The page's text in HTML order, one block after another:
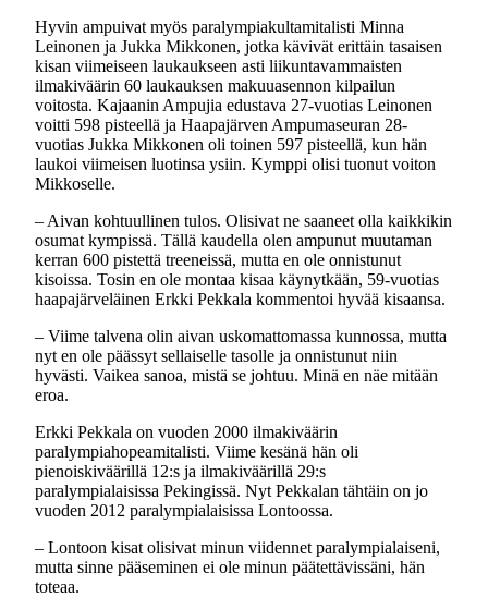
Hyvin ampuivat myös paralympiakultamitalisti Minna
Leinonen ja Jukka Mikkonen, jotka kävivät erittäin tasaisen
kisan viimeiseen laukaukseen asti liikuntavammaisten
ilmakiväärin 60 laukauksen makuuasennon kilpailun
voitosta. Kajaanin Ampujia edustava 27-vuotias Leinonen
voitti 598 pisteellä ja Haapajärven Ampumaseuran 28-
vuotias Jukka Mikkonen oli toinen 597 pisteellä, kun hän
laukoi viimeisen luotinsa ysiin. Kymppi olisi tuonut voiton
Mikkoselle.
– Aivan kohtuullinen tulos. Olisivat ne saaneet olla kaikkikin
osumat kympissä. Tällä kaudella olen ampunut muutaman
kerran 600 pistettä treeneissä, mutta en ole onnistunut
kisoissa. Tosin en ole montaa kisaa käynytkään, 59-vuotias
haapajärveläinen Erkki Pekkala kommentoi hyvää kisaansa.
– Viime talvena olin aivan uskomattomassa kunnossa, mutta
nyt en ole päässyt sellaiselle tasolle ja onnistunut niin
hyvästi. Vaikea sanoa, mistä se johtuu. Minä en näe mitään
eroa.
Erkki Pekkala on vuoden 2000 ilmakiväärin
paralympiahopeamitalisti. Viime kesänä hän oli
pienoiskiväärillä 12:s ja ilmakiväärillä 29:s
paralympialaisissa Pekingissä. Nyt Pekkalan tähtäin on jo
vuoden 2012 paralympialaisissa Lontoossa.
– Lontoon kisat olisivat minun viidennet paralympialaiseni,
mutta sinne pääseminen ei ole minun päätettävissäni, hän
toteaa.